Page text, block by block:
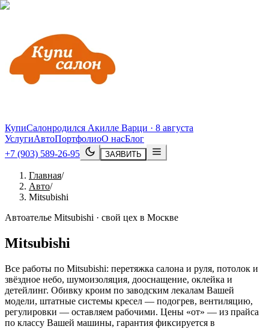
КупиСалонродился Акилле Варци · 8 августа
УслугиАвтоПортфолиоО насБлог
+7 (903) 589-26-95
ЗАЯВИТЬ
Главная/
Авто/
Mitsubishi
Автоателье Mitsubishi · свой цех в Москве
Mitsubishi
Все работы по Mitsubishi: перетяжка салона и руля, потолок и
звёздное небо, шумоизоляция, дооснащение, оклейка и
детейлинг. Обивку кроим по заводским лекалам Вашей
модели, штатные системы кресел — подогрев, вентиляцию,
регулировки — оставляем рабочими. Цены «от» — из прайса
по классу Вашей машины, гарантия фиксируется в